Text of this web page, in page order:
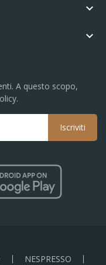


A questo scopo,
Iscriviti
NESPRESSO